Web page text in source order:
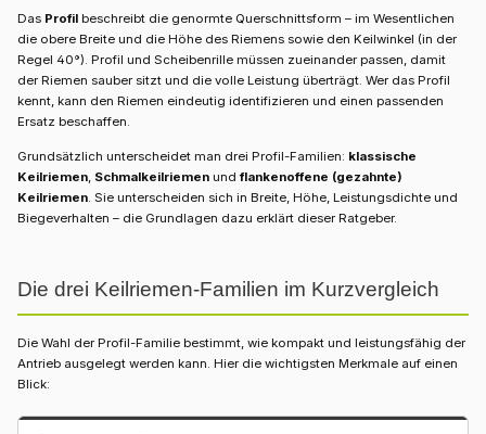
Das Profil beschreibt die genormte Querschnittsform – im Wesentlichen
die obere Breite und die Höhe des Riemens sowie den Keilwinkel (in der
Regel 40°). Profil und Scheibenrille müssen zueinander passen, damit
der Riemen sauber sitzt und die volle Leistung überträgt. Wer das Profil
kennt, kann den Riemen eindeutig identifizieren und einen passenden
Ersatz beschaffen.
Grundsätzlich unterscheidet man drei Profil-Familien: klassische
Keilriemen Schmalkeilriemen undflankenoffene (gezahnte)
Keilriemen . Sie unterscheiden sich in Breite, Höhe, Leistungsdichte und
Biegeverhalten – die Grundlagen dazu erklärt dieser Ratgeber.
Die drei Keilriemen-Familien im Kurzvergleich
Die Wahl der Profil-Familie bestimmt, wie kompakt und leistungsfähig der
Antrieb ausgelegt werden kann. Hier die wichtigsten Merkmale auf einen
Blick: